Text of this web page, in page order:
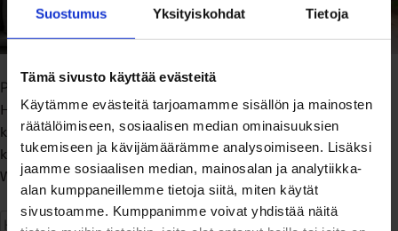
Suostumus Yksityiskohdat Tietoja
Tämä sivusto käyttää evästeitä
Käytämme evästeitä tarjoamamme sisällön ja mainosten
räätälöimiseen, sosiaalisen median ominaisuuksien
tukemiseen ja kävijämäärämme analysoimiseen. Lisäksi
jaamme sosiaalisen median, mainosalan ja analytiikka-
alan kumppaneillemme tietoja siitä, miten käytät
sivustoamme. Kumppanimme voivat yhdistää näitä
Posted inAsuminenTaggedAsunnon myynti
Helsinki,Kiinteistönvälittäjä,kiinteistönvälittäjä espoo,
kiinteistönvälittäjä helsinki,Kiinteistönvälitys,
kiinteistönvälitys espoo,kiinteistönvälitys helsinki,
Westhouse Leave a Commenton
Kannattaako
asuntoa
Haku: